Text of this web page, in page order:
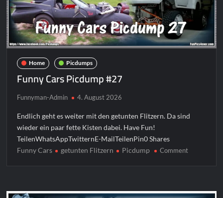
Home Picdumps
Funny Cars Picdump #27
Funnyman-Admin 4. August 2026
Endlich geht es weiter mit den getunten Flitzern. Da sind
wieder ein paar fette Kisten dabei. Have Fun!
TeilenWhatsAppTwitternE-MailTeilenPin0 Shares
Funny Cars
getunten Flitzern Picdump Commenton
#27